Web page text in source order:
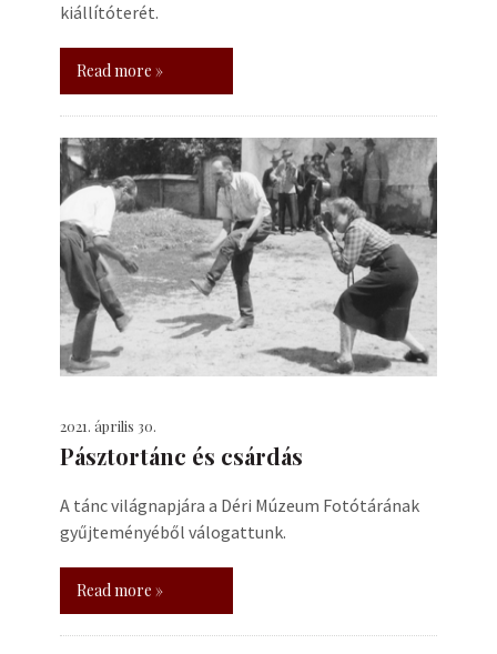
kiállítóterét.
Read more »
2021. április 30.
Pásztortánc és csárdás
A tánc világnapjára a Déri Múzeum Fotótárának
gyűjteményéből válogattunk.
Read more »